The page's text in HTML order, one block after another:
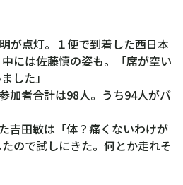
が点灯。１便で到着した西日本
には佐藤慎の姿も。「席が空い
した」
加者合計は98人。うち94人がバ
吉田敏は「体？痛くないわけが
ので試しにきた。何とか走れそ